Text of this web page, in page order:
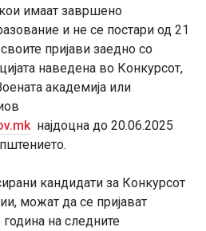
имаат завршено
и не се постари од 21
пријави заедно со
наведена во Конкурсот,
академија или
најдоцна до 20.06.2025
кандидати за Конкурсот
можат да се пријават
на следните